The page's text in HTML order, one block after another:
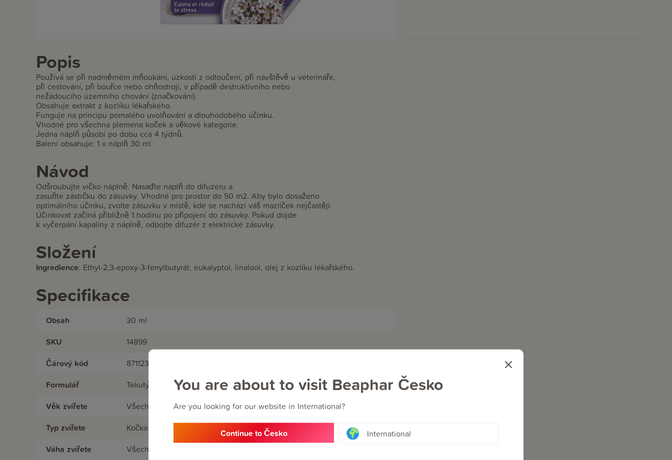
You are about to visit Beaphar Česko
Are you looking for our website in International?
Continue to Česko International
Popis
Používá se při nadměrném mňoukání, úzkosti z odloučení, při návštěvě u veterináře,
při cestování, při bouřce nebo ohňostroji, v případě destruktivního nebo
nežádoucího územního chování (značkování).
Obsahuje extrakt z kozlíku lékařského.
Funguje na principu pomalého uvolňování a dlouhodobého účinku.
Vhodné pro všechna plemena koček a věkové kategorie.
Jedna náplň působí po dobu cca 4 týdnů.
Balení obsahuje: 1 x náplň 30 ml.
Návod
Odšroubujte víčko náplně. Nasaďte náplň do difuzéru a
zasuňte zástrčku do zásuvky. Vhodné pro prostor do 50 m2. Aby bylo dosaženo
optimálního účinku, zvolte zásuvku v místě, kde se nachází váš mazlíček nejčastěji.
Účinkovat začíná přibližně 1 hodinu po připojení do zásuvky. Pokud dojde
k vyčerpání kapaliny z náplně, odpojte difuzér z elektrické zásuvky.
Složení
Ingredience: Ethyl-2,3-epoxy-3-fenylbutyrát, eukalyptol, linalool, olej z kozlíku lékařského.
Specifikace
Obsah 30 ml
SKU 14899
Čárový kód 8711231148998
Formulář Tekutý
Věk zvířete Všechny věkové kategorie
Typ zvířete Kočka
Váha zvířete Všechny váhy